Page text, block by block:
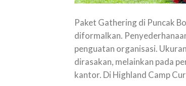
Paket Gathering di Puncak
diformalkan.
penguatan organisasi.
dirasakan, melainkan pada
kantor. Di Highland Camp